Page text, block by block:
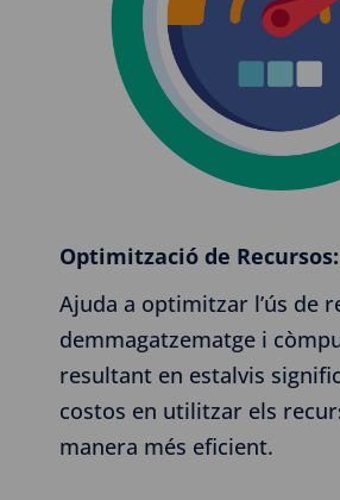
Optimització de Recursos:
Ajuda a optimitzar l’ús de
demmagatzematge i
resultant en estalvis
costos en utilitzar els
manera més eficient.